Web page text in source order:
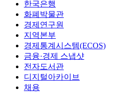
한국은행
화폐박물관
경제연구원
지역본부
경제통계시스템(ECOS)
금융·경제 스냅샷
전자도서관
디지털아카이브
채용